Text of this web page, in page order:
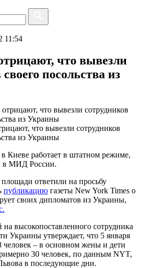
11:54
что вывезли
посольства из
что вывезли сотрудников
из Украины
Киеве работает в штатном режиме,
в МИД России.
ответили на просьбу
публикацию газеты New York Times о
своих дипломатов из Украины,
высокопоставленного сотрудника
Украины утверждает, что 5 января
человек – в основном жены и дети
30 человек, по данным NYT,
в последующие дни.